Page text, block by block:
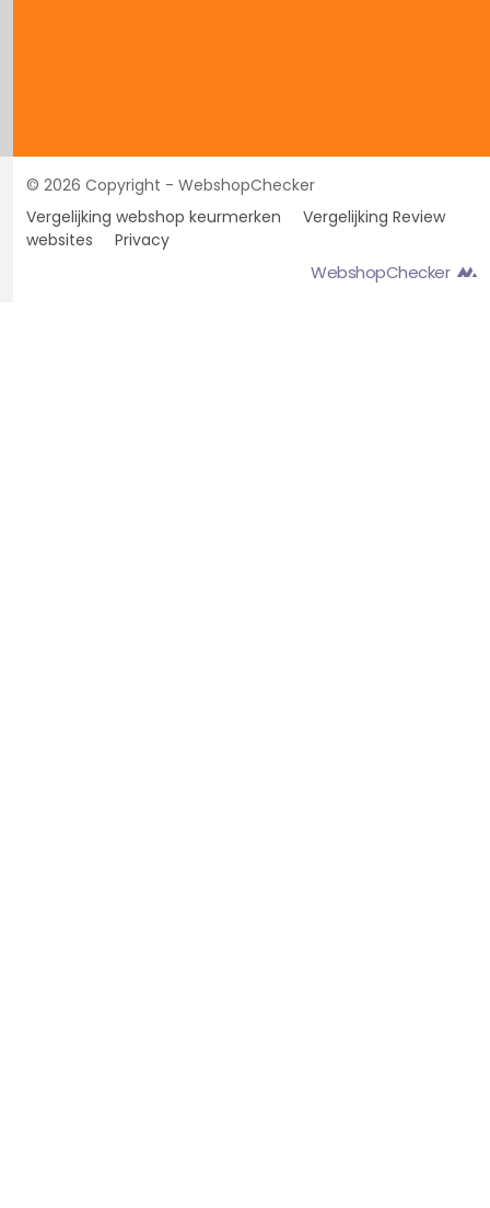
© 2026 Copyright - WebshopChecker
Vergelijking webshop keurmerken
Vergelijking Review
websites
Privacy
WebshopChecker